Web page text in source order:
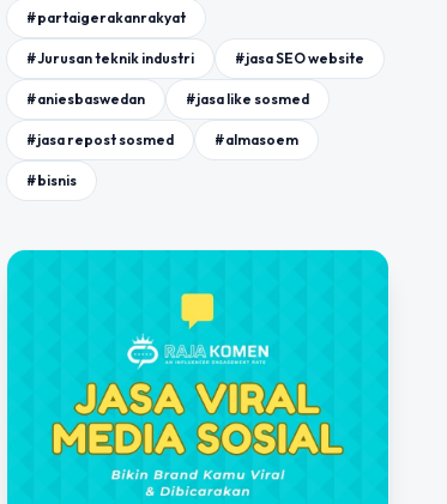
#partaigerakanrakyat
#Jurusan teknik industri #jasa SEO website
#aniesbaswedan #jasa like sosmed
#jasa repost sosmed #almasoem
#bisnis